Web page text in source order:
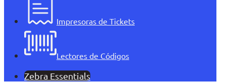
Impresoras de Tickets
Lectores de Códigos
Zebra Essentials